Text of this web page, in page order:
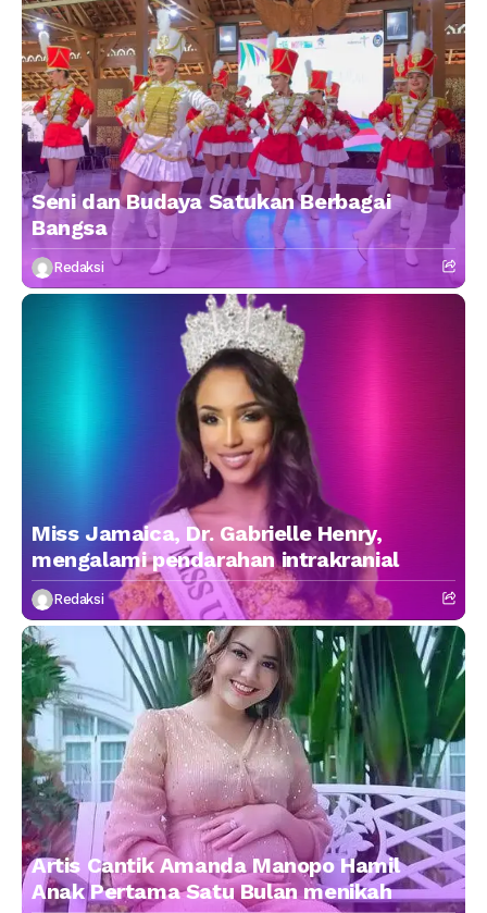
Seni dan Budaya Satukan Berbagai
Bangsa
Redaksi
Miss Jamaica, Dr. Gabrielle Henry,
mengalami pendarahan intrakranial
Redaksi
Artis Cantik Amanda Manopo Hamil
Anak Pertama Satu Bulan menikah